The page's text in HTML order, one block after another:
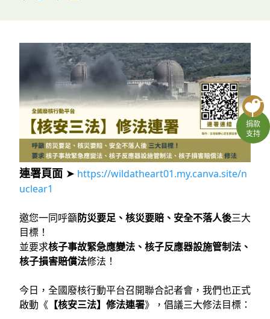
English
YouTube
捐款
支持
連署頁面 ➤ https://wildatheart01.my.canva.site/n
uclear1
邀您一同呼籲防災要足、核災要賠、安全不落人後三大
目標！
並要求核子事故緊急應變法、核子反應器設施管制法、
核子損害賠償法修法！
今日，全國廢核行動平台召開聯合記者會，我們也正式
啟動《 【核安三法】修法連署》，倡議三大修法目標：